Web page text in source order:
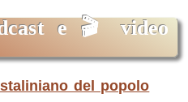
e 🎬video
del popolo